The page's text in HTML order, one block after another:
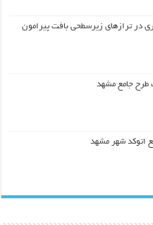
ترازهاي زیرسطحی بافت پیرامون
طرح جامع مشهد
اتوکد شهر مشهد